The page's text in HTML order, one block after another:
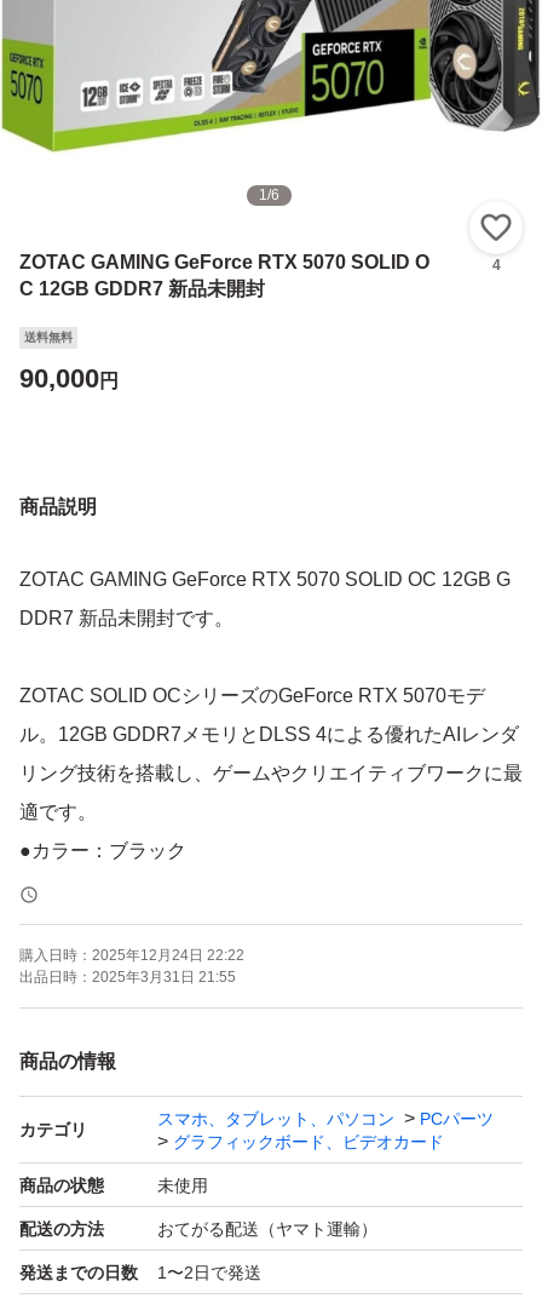
1/6
ZOTAC GAMING GeForce RTX 5070 SOLID O
C 12GB GDDR7 新品未開封
4
送料無料
90,000円
商品説明
ZOTAC GAMING GeForce RTX 5070 SOLID OC 12GB G
DDR7 新品未開封です。
ZOTAC SOLID OCシリーズのGeForce RTX 5070モデ
ル。12GB GDDR7メモリとDLSS 4による優れたAIレンダ
リング技術を搭載し、ゲームやクリエイティブワークに最
適です。
●カラー：ブラック
●製品サイズ：304.4 x 115.8 x 41.6mm
●グラフィックプロセッサ：NVIDIA GeForce RTX 5070
●CUDAコア：6144
●エンジンクロック：2542MHz
●メモリ容量：12GB
●メモリインターフェース：192-bit
●メモリクロック：28Gbps
●最大消費電力：250W（650W以上の電源を推奨）
●映像出力：3x DisplayPort 2.1b、1x HDMI 2.1b
購入日時： 2025年12月24日 22:22
出品日時： 2025年3月31日 21:55
商品の情報
カテゴリ
スマホ、タブレット、パソコン
PCパーツ
グラフィックボード、ビデオカード
商品の状態 未使用
配送の方法 おてがる配送（ヤマト運輸）
発送までの日数 1〜2日で発送